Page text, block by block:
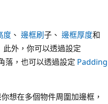
度 、 邊框刷子、 邊框厚度和
外，你可以透過設定
落，也可以透過設定 Padding
想在多個物件周圍加邊框，